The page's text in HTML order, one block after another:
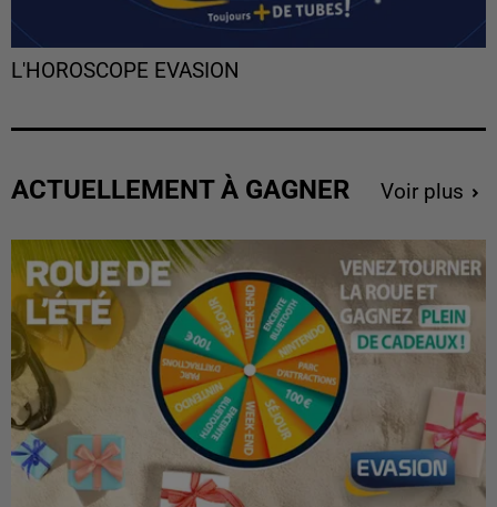
L'HOROSCOPE EVASION
ACTUELLEMENT À GAGNER Voir plus